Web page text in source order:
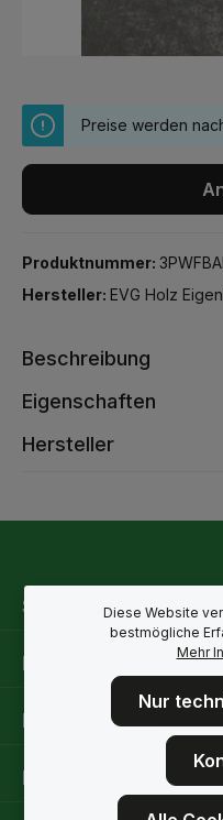
Preise werden
Produktnummer:
Hersteller: EVG Holz
Beschreibung
Eigenschaften
Hersteller
Service-Hotline
Rechtliche Hinweise
Informationen
Folge uns
Diese Website
bestmögliche
Mehr
Nur